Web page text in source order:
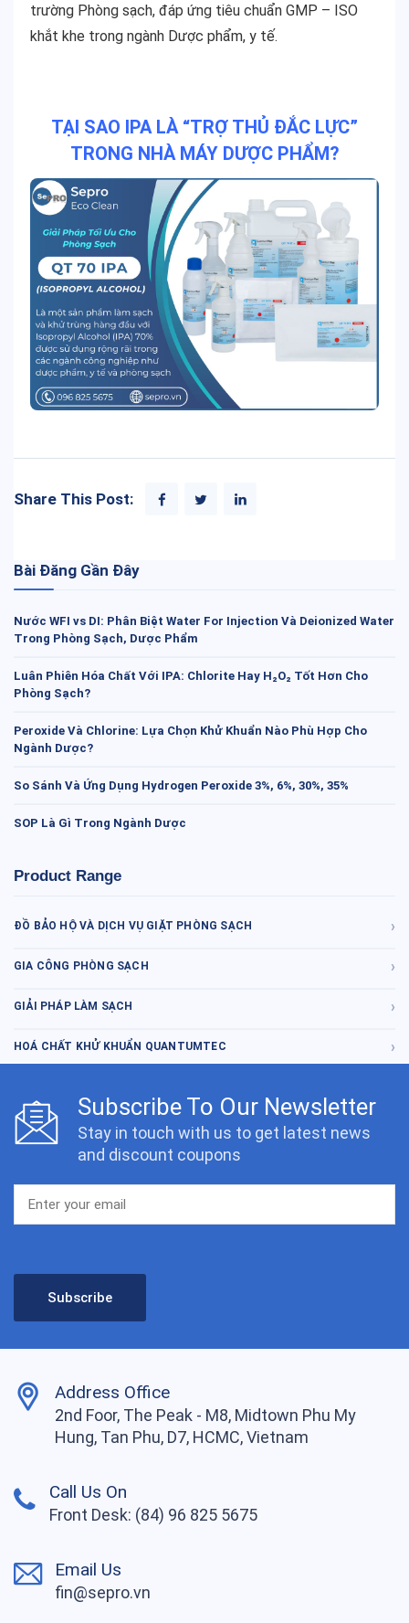
trường Phòng sạch, đáp ứng tiêu chuẩn GMP – ISO
khắt khe trong ngành Dược phẩm, y tế.
TẠI SAO IPA LÀ “TRỢ THỦ ĐẮC LỰC”
TRONG NHÀ MÁY DƯỢC PHẨM?
Share This Post:
Bài Đăng Gần Đây
Nước WFI vs DI: Phân Biệt Water For Injection Và Deionized Water
Trong Phòng Sạch, Dược Phẩm
Luân Phiên Hóa Chất Với IPA: Chlorite Hay H₂O₂ Tốt Hơn Cho
Phòng Sạch?
Peroxide Và Chlorine: Lựa Chọn Khử Khuẩn Nào Phù Hợp Cho
Ngành Dược?
So Sánh Và Ứng Dụng Hydrogen Peroxide 3%, 6%, 30%, 35%
SOP Là Gì Trong Ngành Dược
Product Range
ĐỒ BẢO HỘ VÀ DỊCH VỤ GIẶT PHÒNG SẠCH
GIA CÔNG PHÒNG SẠCH
GIẢI PHÁP LÀM SẠCH
HOÁ CHẤT KHỬ KHUẨN QUANTUMTEC
Subscribe To Our Newsletter
Stay in touch with us to get latest news
and discount coupons
Address Office
2nd Foor, The Peak - M8, Midtown Phu My
Hung, Tan Phu, D7, HCMC, Vietnam
Call Us On
Front Desk: (84) 96 825 5675
Email Us
fin@sepro.vn